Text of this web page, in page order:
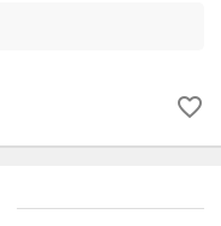
favorite_border